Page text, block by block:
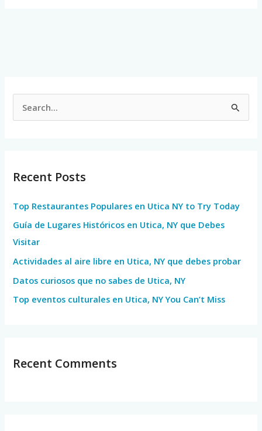
c
f
o
r
:
Recent Posts
Top Restaurantes Populares en Utica NY to Try Today
Guía de Lugares Históricos en Utica, NY que Debes
Visitar
Actividades al aire libre en Utica, NY que debes probar
Datos curiosos que no sabes de Utica, NY
Top eventos culturales en Utica, NY You Can’t Miss
Recent Comments